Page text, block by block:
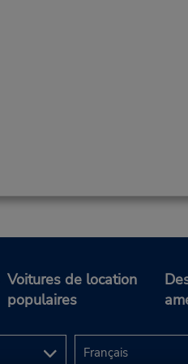
Voitures de location
populaires